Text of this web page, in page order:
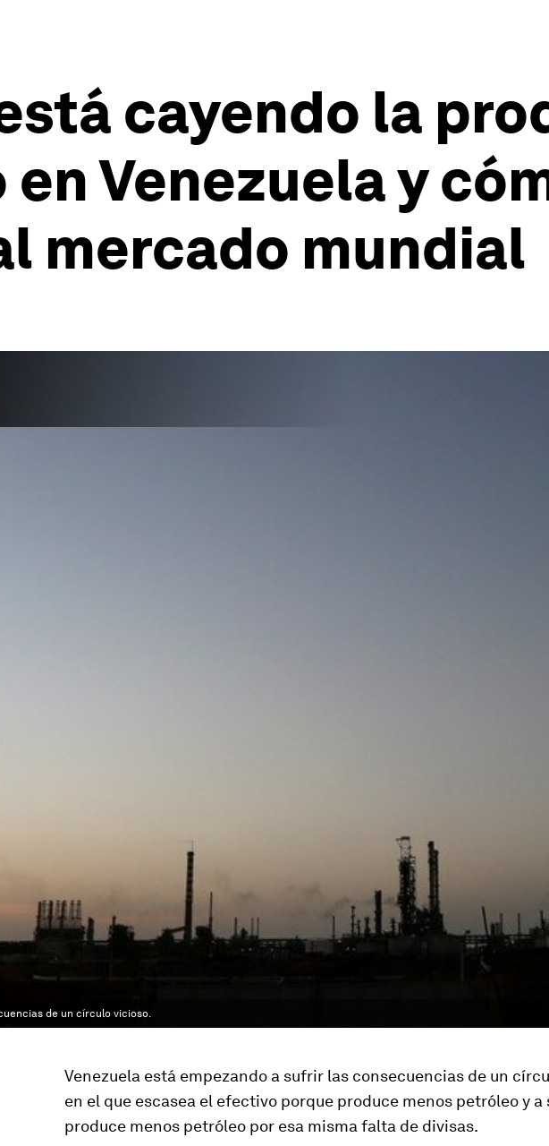
cayendo la
Venezuela y
mercado mundial
de un círculo vicioso.
Venezuela está empezando a sufrir las consecuencias de un
en el que escasea el efectivo porque produce menos petróleo y a
produce menos petróleo por esa misma falta de divisas.